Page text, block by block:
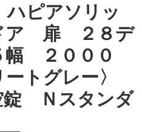
ピアソリッ
ア 扉 ２８デ
２０００
トグレー〉
Ｎスタンダ